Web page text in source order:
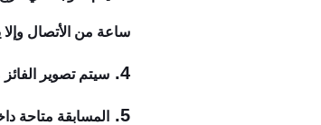
ساعة من الأتصال وإلا
سيتم تصوير
المسابقة متاحة